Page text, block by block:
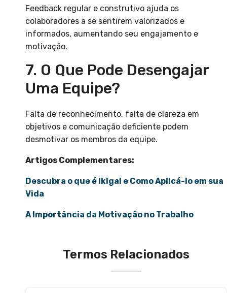
Feedback regular e construtivo ajuda os
colaboradores a se sentirem valorizados e
informados, aumentando seu engajamento e
motivação.
7. O Que Pode Desengajar
Uma Equipe?
Falta de reconhecimento, falta de clareza em
objetivos e comunicação deficiente podem
desmotivar os membros da equipe.
Artigos Complementares:
Descubra o que é Ikigai e Como Aplicá-lo em sua
Vida
A Importância da Motivação no Trabalho
Termos Relacionados